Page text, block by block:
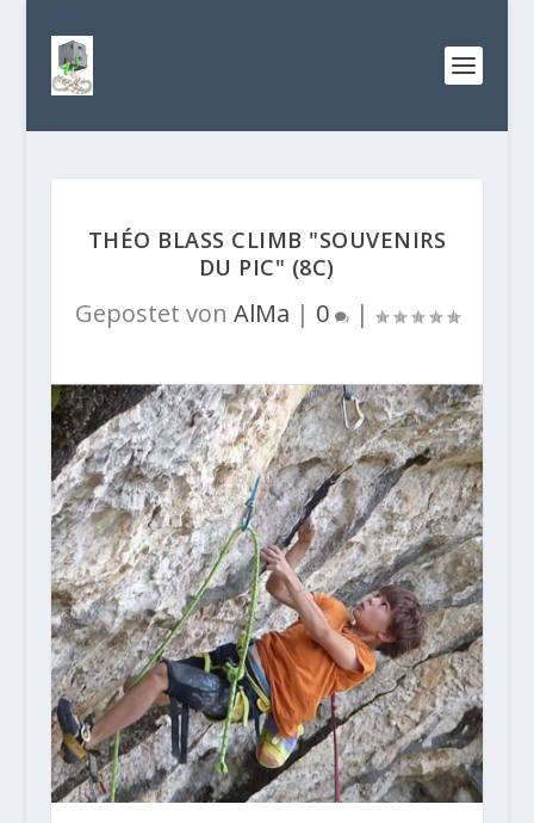
THÉO BLASS CLIMB "SOUVENIRS
DU PIC" (8C)
Gepostet von AlMa | 0 |